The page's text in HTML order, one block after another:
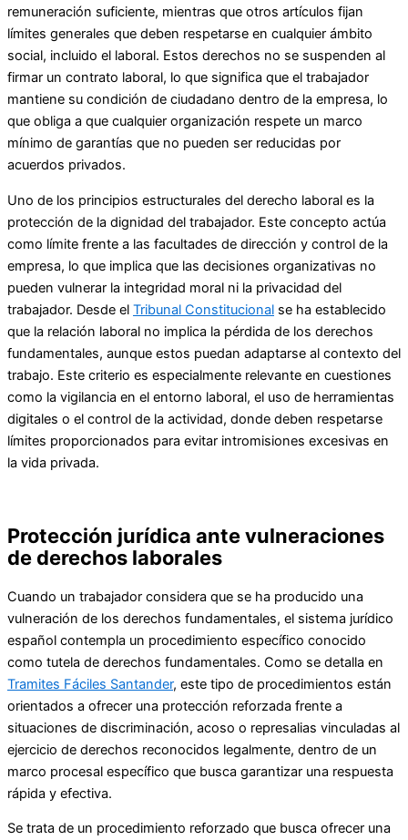
remuneración suficiente, mientras que otros artículos fijan
límites generales que deben respetarse en cualquier ámbito
social, incluido el laboral. Estos derechos no se suspenden al
firmar un contrato laboral, lo que significa que el trabajador
mantiene su condición de ciudadano dentro de la empresa, lo
que obliga a que cualquier organización respete un marco
mínimo de garantías que no pueden ser reducidas por
acuerdos privados.
Uno de los principios estructurales del derecho laboral es la
protección de la dignidad del trabajador. Este concepto actúa
como límite frente a las facultades de dirección y control de la
empresa, lo que implica que las decisiones organizativas no
pueden vulnerar la integridad moral ni la privacidad del
trabajador. Desde el Tribunal Constitucional se ha establecido
que la relación laboral no implica la pérdida de los derechos
fundamentales, aunque estos puedan adaptarse al contexto del
trabajo. Este criterio es especialmente relevante en cuestiones
como la vigilancia en el entorno laboral, el uso de herramientas
digitales o el control de la actividad, donde deben respetarse
límites proporcionados para evitar intromisiones excesivas en
la vida privada.
Protección jurídica ante vulneraciones
de derechos laborales
Cuando un trabajador considera que se ha producido una
vulneración de los derechos fundamentales, el sistema jurídico
español contempla un procedimiento específico conocido
como tutela de derechos fundamentales. Como se detalla en
Tramites Fáciles Santander, este tipo de procedimientos están
orientados a ofrecer una protección reforzada frente a
situaciones de discriminación, acoso o represalias vinculadas al
ejercicio de derechos reconocidos legalmente, dentro de un
marco procesal específico que busca garantizar una respuesta
rápida y efectiva.
Se trata de un procedimiento reforzado que busca ofrecer una